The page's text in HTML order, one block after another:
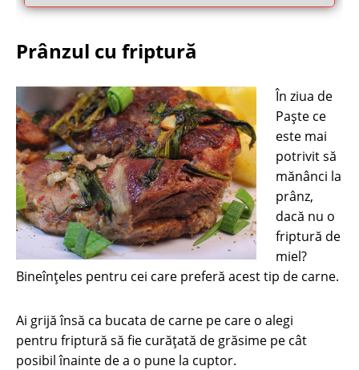
Prânzul cu friptură
În ziua de
Paște ce
este mai
potrivit să
mănânci la
prânz,
dacă nu o
friptură de
miel?
Bineînţeles pentru cei care preferă acest tip de carne.
Ai grijă însă ca bucata de carne pe care o alegi
pentru friptură să fie curăţată de grăsime pe cât
posibil înainte de a o pune la cuptor.